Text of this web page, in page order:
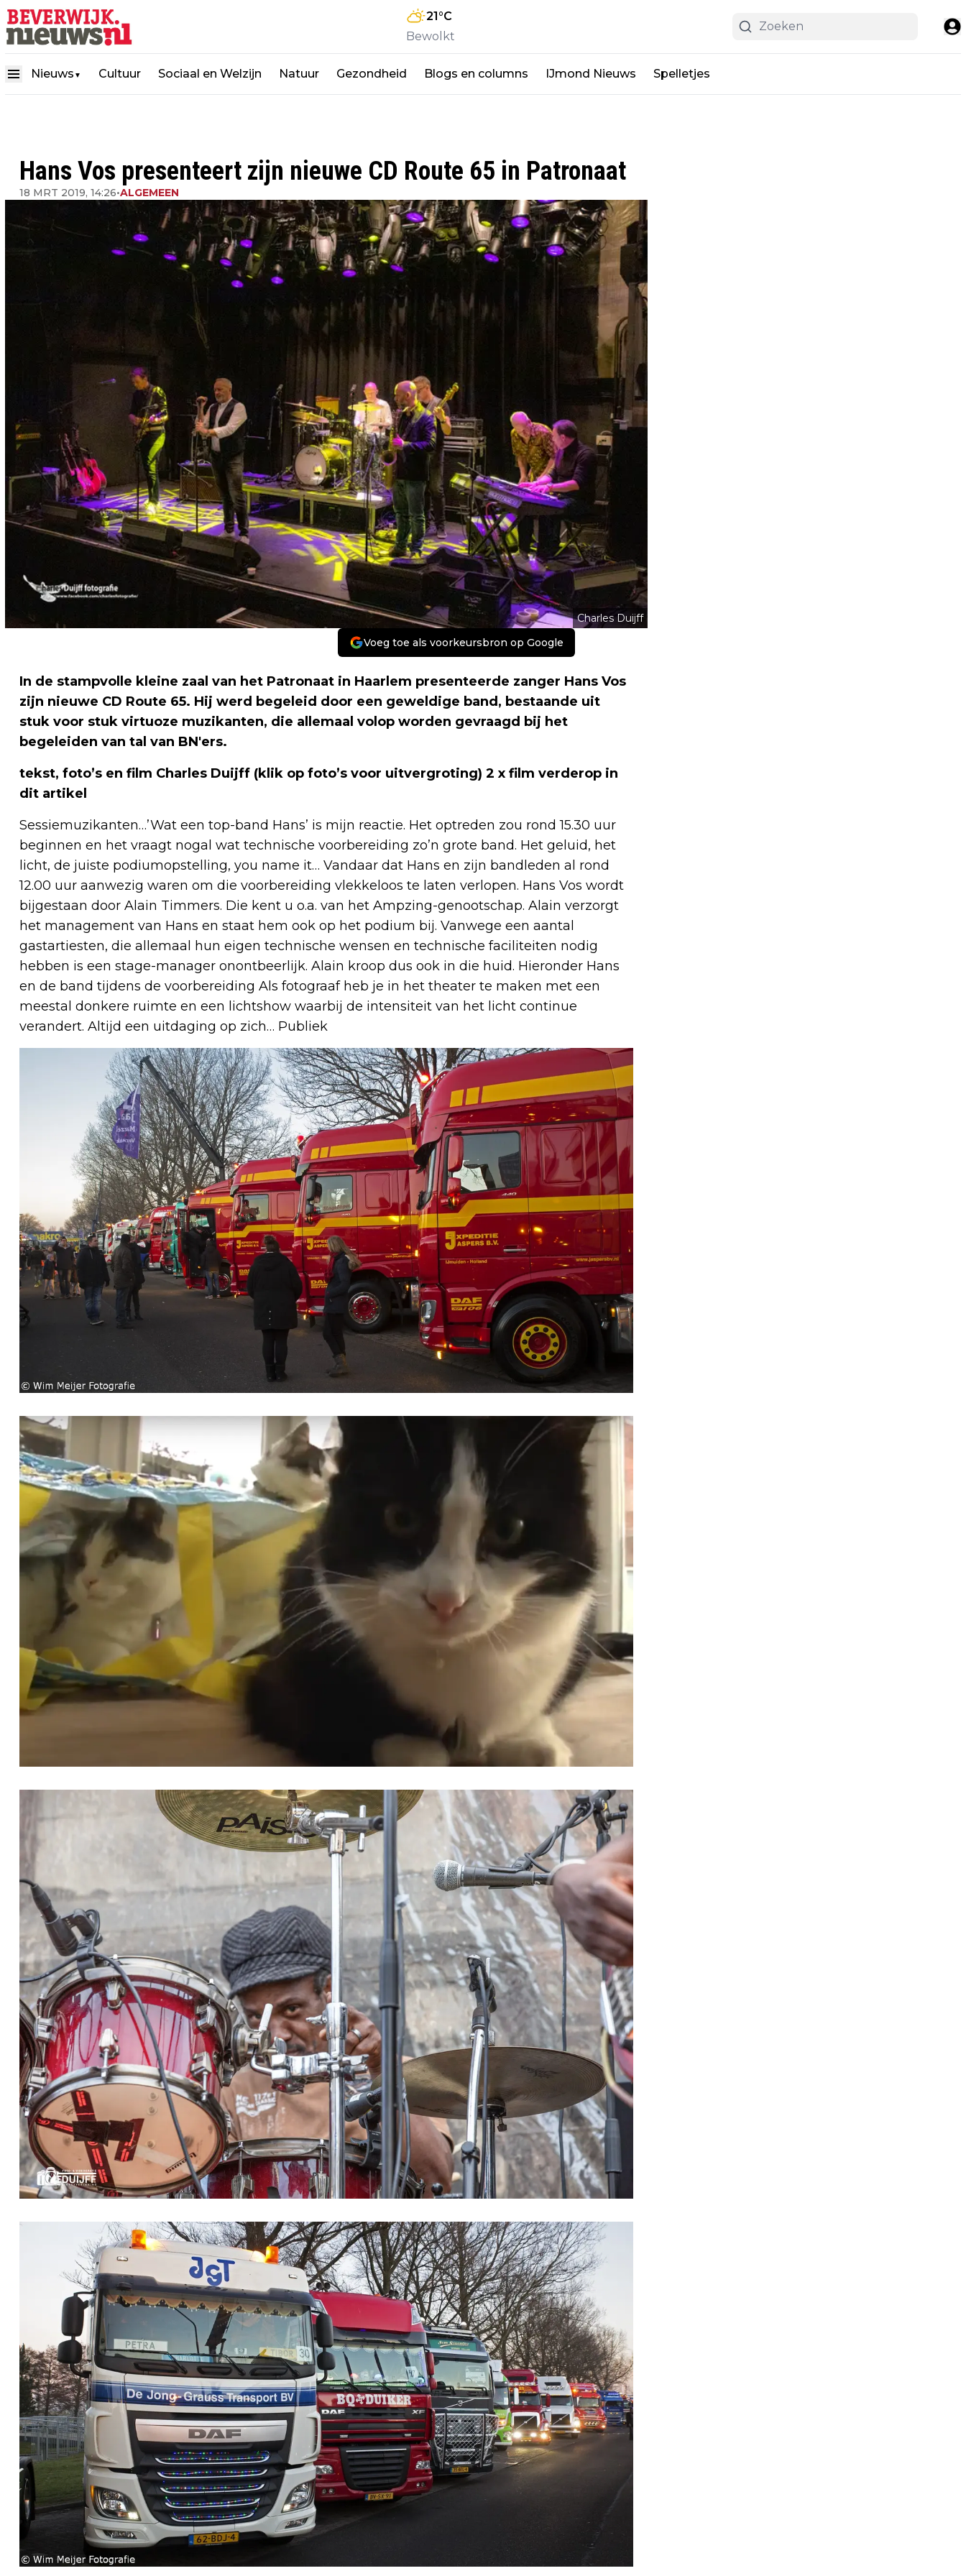
21°C
Bewolkt
Nieuws ▼ Cultuur Sociaal en Welzijn Natuur Gezondheid Blogs en columns IJmond Nieuws Spelletjes
Hans Vos presenteert zijn nieuwe CD Route 65 in Patronaat
18 MRT 2019, 14:26•ALGEMEEN
Charles Duijff
Voeg toe als voorkeursbron op Google
In de stampvolle kleine zaal van het Patronaat in Haarlem presenteerde zanger Hans Vos
zijn nieuwe CD Route 65. Hij werd begeleid door een geweldige band, bestaande uit
stuk voor stuk virtuoze muzikanten, die allemaal volop worden gevraagd bij het
begeleiden van tal van BN'ers.
tekst, foto’s en film Charles Duijff (klik op foto’s voor uitvergroting) 2 x film verderop in
dit artikel
Sessiemuzikanten…’Wat een top-band Hans’ is mijn reactie. Het optreden zou rond 15.30 uur
beginnen en het vraagt nogal wat technische voorbereiding zo’n grote band. Het geluid, het
licht, de juiste podiumopstelling, you name it… Vandaar dat Hans en zijn bandleden al rond
12.00 uur aanwezig waren om die voorbereiding vlekkeloos te laten verlopen. Hans Vos wordt
bijgestaan door Alain Timmers. Die kent u o.a. van het Ampzing-genootschap. Alain verzorgt
het management van Hans en staat hem ook op het podium bij. Vanwege een aantal
gastartiesten, die allemaal hun eigen technische wensen en technische faciliteiten nodig
hebben is een stage-manager onontbeerlijk. Alain kroop dus ook in die huid. Hieronder Hans
en de band tijdens de voorbereiding Als fotograaf heb je in het theater te maken met een
meestal donkere ruimte en een lichtshow waarbij de intensiteit van het licht continue
verandert. Altijd een uitdaging op zich… Publiek